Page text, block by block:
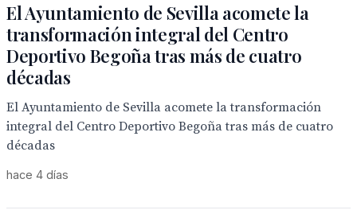
El Ayuntamiento de Sevilla acomete la
transformación integral del Centro
Deportivo Begoña tras más de cuatro
décadas
El Ayuntamiento de Sevilla acomete la transformación
integral del Centro Deportivo Begoña tras más de cuatro
décadas
hace 4 días